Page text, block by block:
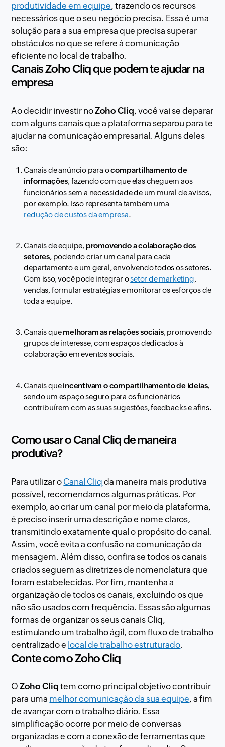
produtividade em equipe, trazendo os recursos
necessários que o seu negócio precisa. Essa é uma
solução para a sua empresa que precisa superar
obstáculos no que se refere à comunicação
eficiente no local de trabalho.
Canais Zoho Cliq que podem te ajudar na
empresa
Ao decidir investir noZoho Cliq, você vai se deparar
com alguns canais que a plataforma separou para te
ajudar na comunicação empresarial. Alguns deles
são:
Canais de anúncio para ocompartilhamento de
informações, fazendo com que elas cheguem aos
funcionários sem a necessidade de um mural de avisos,
por exemplo. Isso representa também uma
redução de custos da empresa.
Canais de equipe, promovendo a colaboração dos
setores, podendo criar um canal para cada
departamento e um geral, envolvendo todos os setores.
Com isso, você pode integrar osetor de marketing,
vendas, formular estratégias e monitorar os esforços de
toda a equipe.
Canais quemelhoram as relações sociais, promovendo
grupos de interesse, com espaços dedicados à
colaboração em eventos sociais.
Canais queincentivam o compartilhamento de ideias,
sendo um espaço seguro para os funcionários
contribuírem com as suas sugestões, feedbacks e afins.
Como usar o Canal Cliq de maneira
produtiva?
Para utilizar o Canal Cliq da maneira mais produtiva
possível, recomendamos algumas práticas. Por
exemplo, ao criar um canal por meio da plataforma,
é preciso inserir uma descrição e nome claros,
transmitindo exatamente qual o propósito do canal.
Assim, você evita a confusão na comunicação da
mensagem. Além disso, confira se todos os canais
criados seguem as diretrizes de nomenclatura que
foram estabelecidas. Por fim, mantenha a
organização de todos os canais, excluindo os que
não são usados com frequência. Essas são algumas
formas de organizar os seus canais Cliq,
estimulando um trabalho ágil, com fluxo de trabalho
centralizado e local de trabalho estruturado.
Conte com o Zoho Cliq
OZoho Cliq tem como principal objetivo contribuir
para uma melhor comunicação da sua equipe, a fim
de avançar com o trabalho diário. Essa
simplificação ocorre por meio de conversas
organizadas e com a conexão de ferramentas que